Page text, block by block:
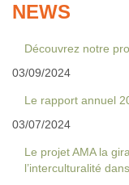
NEWS
Découvrez notre
03/09/2024
Le rapport annuel
03/07/2024
Le projet AMA la
l’interculturalité